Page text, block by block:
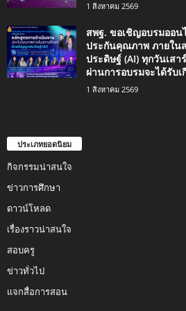
1 สิงหาคม 2569
สพฐ. ขอเชิญอบรมออน
ประกันคุณภาพ ภายใน
ประดิษฐ์ (AI) ทุกวันเส
ผ่านการอบรมจะได้รับ
1 สิงหาคม 2569
ประเภทยอดนิยม
กิจกรรมน่าสนใจ
ข่าวการศึกษา
ดาวน์โหลด
เรื่องราวน่าสนใจ
สอบครู
ข่าวทั่วไป
แจกสื่อการสอน